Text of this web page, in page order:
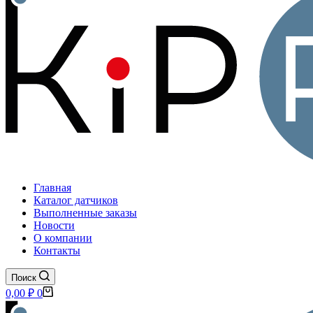
Главная
Каталог датчиков
Выполненные заказы
Новости
О компании
Контакты
Поиск
Корзина
0,00 ₽ 0